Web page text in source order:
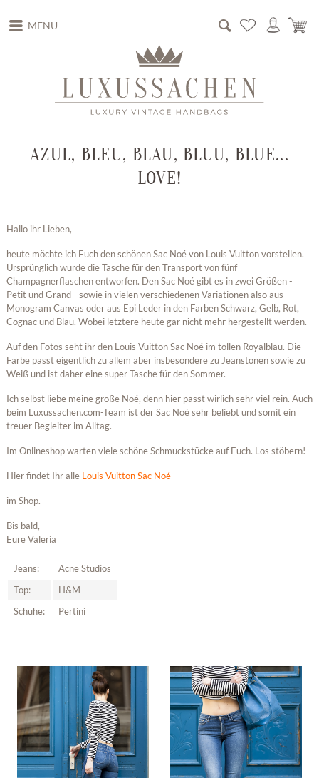
MENÜ
AZUL, BLEU, BLAU, BLUU, BLUE...
LOVE!
Hallo ihr Lieben,
heute möchte ich Euch den schönen Sac Noé von Louis Vuitton vorstellen.
Ursprünglich wurde die Tasche für den Transport von fünf
Champagnerflaschen entworfen. Den Sac Noé gibt es in zwei Größen -
Petit und Grand - sowie in vielen verschiedenen Variationen also aus
Monogram Canvas oder aus Epi Leder in den Farben Schwarz, Gelb, Rot,
Cognac und Blau. Wobei letztere heute gar nicht mehr hergestellt werden.
Auf den Fotos seht ihr den Louis Vuitton Sac Noé im tollen Royalblau. Die
Farbe passt eigentlich zu allem aber insbesondere zu Jeanstönen sowie zu
Weiß und ist daher eine super Tasche für den Sommer.
Ich selbst liebe meine große Noé, denn hier passt wirlich sehr viel rein. Auch
beim Luxussachen.com-Team ist der Sac Noé sehr beliebt und somit ein
treuer Begleiter im Alltag.
Im Onlineshop warten viele schöne Schmuckstücke auf Euch. Los stöbern!
Hier findet Ihr alle Louis Vuitton Sac Noé
im Shop.
Bis bald,
Eure Valeria
Jeans:
Acne Studios
Top:
H&M
Schuhe:
Pertini